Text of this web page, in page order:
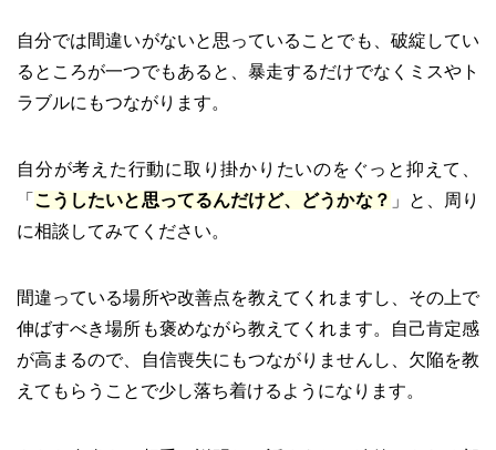
自分では間違いがないと思っていることでも、破綻してい
るところが一つでもあると、暴走するだけでなくミスやト
ラブルにもつながります。
自分が考えた行動に取り掛かりたいのをぐっと抑えて、
「 こうしたいと思ってるんだけど、どうかな？ 」と、周り
に相談してみてください。
間違っている場所や改善点を教えてくれますし、その上で
伸ばすべき場所も褒めながら教えてくれます。自己肯定感
が高まるので、自信喪失にもつながりませんし、欠陥を教
えてもらうことで少し落ち着けるようになります。